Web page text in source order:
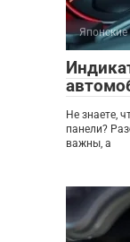
Японские
Не знаете,
панели?
важны, а